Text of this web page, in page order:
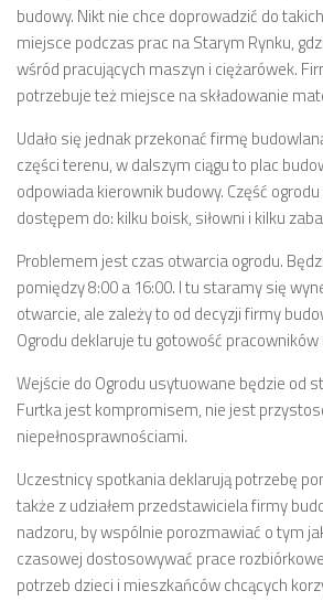
Budżet 2014
Budżet 2015
Budżet 2016
Projekty
Inicjatywy osiedlowe
Kodeks Dobrych Praktyk
Miejsca parkingowe
Patrol Rowerowy 2015
Plany zagospodarowania
Nowy projekt organizacji ruchu –
Strefa Tempo 30
Strefa Tempo 30 – Opinia Rady
Strefa Tempo 30 – etap II i III
Strefa Tempo 30 – etap IV
Nowa organizacja ruchu – ul. Św.
budowy. Nikt nie chce doprowadzić do
miejsce podczas prac na Starym Rynku,
wśród pracujących maszyn i ciężarówek.
potrzebuje też miejsce na składowanie
Udało się jednak przekonać firmę
części terenu, w dalszym ciągu to plac
odpowiada kierownik budowy. Część
dostępem do: kilku boisk, siłowni i kilku
Problemem jest czas otwarcia ogrodu.
pomiędzy 8:00 a 16:00. I tu staramy się
otwarcie, ale zależy to od decyzji firmy
Ogrodu deklaruje tu gotowość pracowników
Wejście do Ogrodu usytuowane będzie od
Furtka jest kompromisem, nie jest
niepełnosprawnościami.
Uczestnicy spotkania deklarują potrzebę
także z udziałem przedstawiciela firmy
nadzoru, by wspólnie porozmawiać o tym
czasowej dostosowywać prace
potrzeb dzieci i mieszkańców chcących